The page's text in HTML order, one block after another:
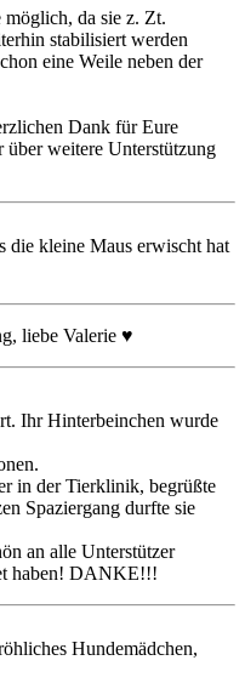
möglich, da sie z. Zt.
stabilisiert werden
eine Weile neben der
Dank für Eure
weitere Unterstützung
die kleine Maus erwischt hat
liebe Valerie ♥
Ihr Hinterbeinchen wurde
in der Tierklinik, begrüßte
Spaziergang durfte sie
an alle Unterstützer
haben! DANKE!!!
Hundemädchen,